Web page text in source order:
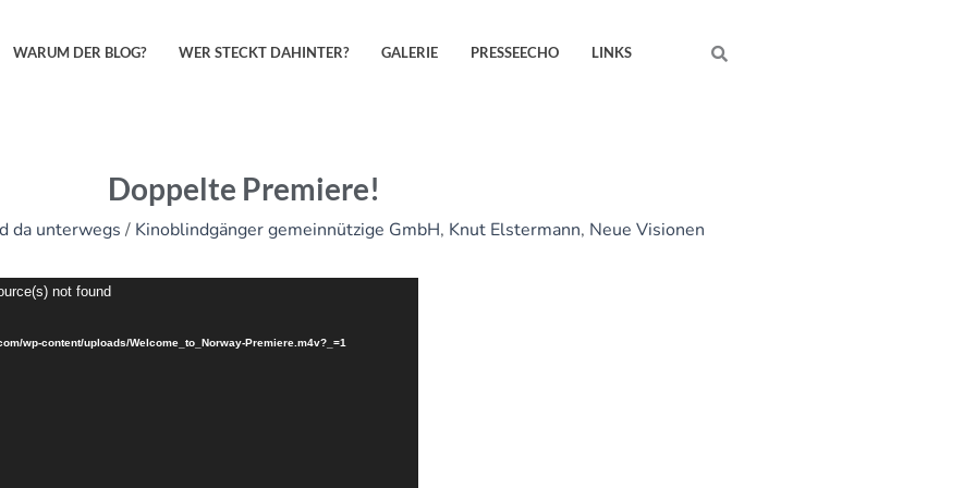
WARUM DER BLOG? WER STECKT DAHINTER? GALERIE PRESSEECHO LINKS Search
Doppelte Premiere!
da unterwegs / Kinoblindgänger gemeinnützige GmbH, Knut Elstermann, Neue Visionen
not found
wp-content/uploads/Welcome_to_Norway-Premiere.m4v?_=1